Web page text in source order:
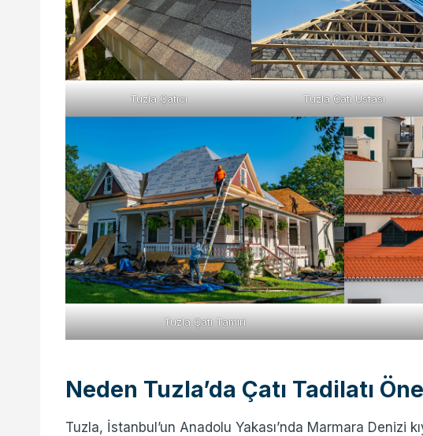
Tuzla Çatıcı Tuzla Çatı Ustası
Tuzla Çatı Tamiri
Neden Tuzla’da Çatı Tadilatı
Tuzla, İstanbul’un Anadolu Yakası’nda Marmara Denizi